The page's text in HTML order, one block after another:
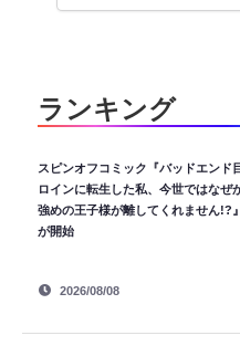
ランキング
スピンオフコミック『バッドエンド
ロインに転生した私、今世ではなぜ
強めの王子様が離してくれません!?
が開始
2026/08/08